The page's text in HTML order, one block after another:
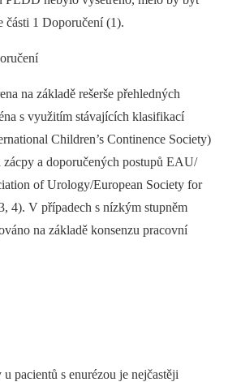
části 1 Doporučení (1).
na základě rešerše přehledných
s využitím stávajících klasifikací
Children’s Continence Society)
a doporučených postupů EAU/
of Urology/European Society for
4). V případech s nízkým stupněm
na základě konsenzu pracovní
pacientů s enurézou je nejčastěji